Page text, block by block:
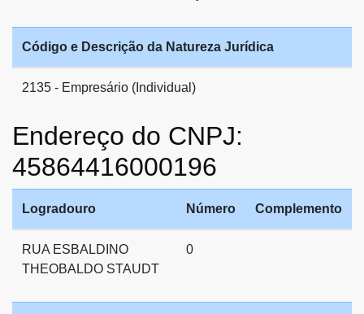
Código e Descrição da Natureza Jurídica
2135 - Empresário (Individual)
Endereço do CNPJ:
45864416000196
Logradouro Número Complemento
RUA ESBALDINO
THEOBALDO STAUDT
0